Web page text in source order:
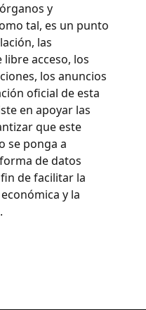
y
tal, es un punto
las
acceso, los
los anuncios
oficial de esta
en apoyar las
que este
se ponga a
de datos
de facilitar la
y la